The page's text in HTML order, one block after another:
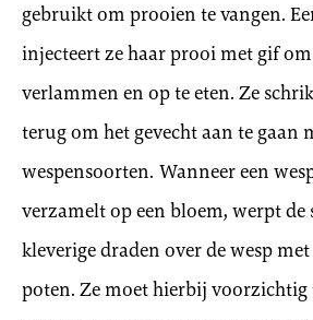
gebruikt om prooien te vangen.
injecteert ze haar prooi met gif om
verlammen en op te eten. Ze
terug om het gevecht aan te gaan
wespensoorten. Wanneer een
verzamelt op een bloem, werpt de
kleverige draden over de wesp
poten. Ze moet hierbij voorzichtig